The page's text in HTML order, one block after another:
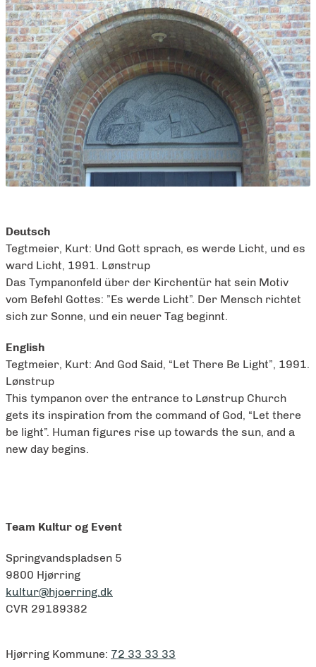
Deutsch
Tegtmeier, Kurt: Und Gott sprach, es werde Licht, und es
ward Licht, 1991. Lønstrup
Das Tympanonfeld über der Kirchentür hat sein Motiv
vom Befehl Gottes: ”Es werde Licht”. Der Mensch richtet
sich zur Sonne, und ein neuer Tag beginnt.
English
Tegtmeier, Kurt: And God Said, “Let There Be Light”, 1991.
Lønstrup
This tympanon over the entrance to Lønstrup Church
gets its inspiration from the command of God, “Let there
be light”. Human figures rise up towards the sun, and a
new day begins.
Team Kultur og Event
Springvandspladsen 5
9800 Hjørring
kultur@hjoerring.dk
CVR 29189382
Hjørring Kommune: 72 33 33 33